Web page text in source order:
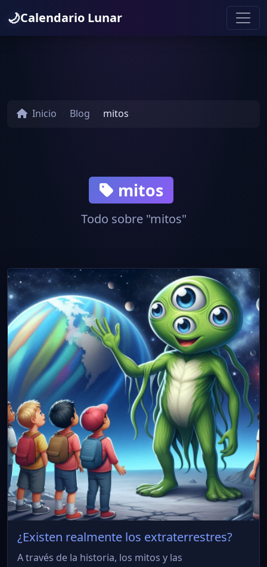
🌙Calendario Lunar
Inicio Blog mitos
mitos
Todo sobre "mitos"
¿Existen realmente los extraterrestres?
A través de la historia, los mitos y las